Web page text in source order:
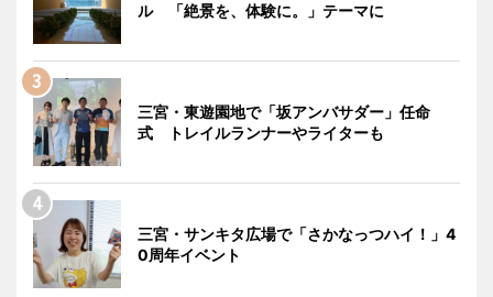
ル 「絶景を、体験に。」テーマに
三宮・東遊園地で「坂アンバサダー」任命
式 トレイルランナーやライターも
三宮・サンキタ広場で「さかなっつハイ！」4
0周年イベント